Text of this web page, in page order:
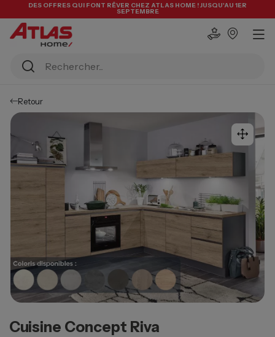
DES OFFRES QUI FONT RÊVER CHEZ ATLAS HOME ! JUSQU'AU 1ER
SEPTEMBRE
Retour
Cuisine Concept Riva